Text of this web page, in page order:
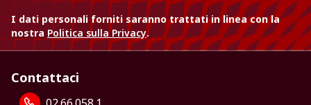
I dati personali forniti saranno trattati in linea con la
nostra Politica sulla Privacy.
Contattaci